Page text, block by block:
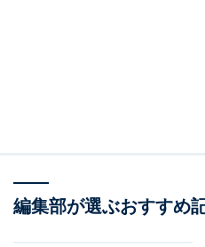
次ページ
編集部が選ぶおすすめ